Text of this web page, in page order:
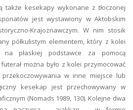
także kesekapy wykonane z tłoczonej
jest wystawiony w Aktobskim
Krajoznawczym. W nim stosik
półkulistym elementem, który z kolei
na płaskiej podstawce za pomocą
można było z kolei przymocować
w inne miejsce lub
kesekap jest przechowywany w
(Nomads 1989, 130). Kolejne dwa